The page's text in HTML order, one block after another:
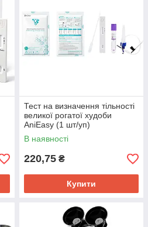
Тест на визначення тільності
великої рогатої худоби
AniEasy (1 шт/уп)
В наявності
220,75 ₴
Купити